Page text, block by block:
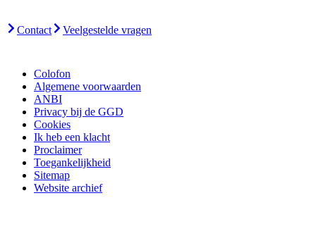
Contact Veelgestelde vragen
Colofon
Algemene voorwaarden
ANBI
Privacy bij de GGD
Cookies
Ik heb een klacht
Proclaimer
Toegankelijkheid
Sitemap
Website archief